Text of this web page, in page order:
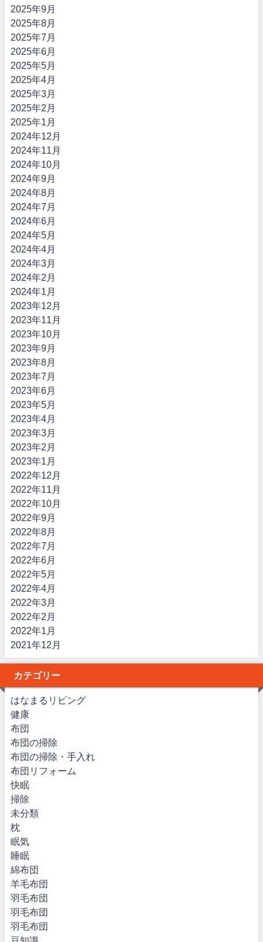
2025年9月
2025年8月
2025年7月
2025年6月
2025年5月
2025年4月
2025年3月
2025年2月
2025年1月
2024年12月
2024年11月
2024年10月
2024年9月
2024年8月
2024年7月
2024年6月
2024年5月
2024年4月
2024年3月
2024年2月
2024年1月
2023年12月
2023年11月
2023年10月
2023年9月
2023年8月
2023年7月
2023年6月
2023年5月
2023年4月
2023年3月
2023年2月
2023年1月
2022年12月
2022年11月
2022年10月
2022年9月
2022年8月
2022年7月
2022年6月
2022年5月
2022年4月
2022年3月
2022年2月
2022年1月
2021年12月
カテゴリー
はなまるリビング
健康
布団
布団の掃除
布団の掃除・手入れ
布団リフォーム
快眠
掃除
未分類
枕
眠気
睡眠
綿布団
羊毛布団
羽毛布団
羽毛布団
羽毛布団